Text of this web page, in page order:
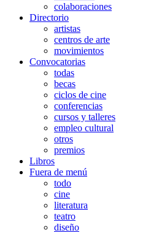
colaboraciones
Directorio
artistas
centros de arte
movimientos
Convocatorias
todas
becas
ciclos de cine
conferencias
cursos y talleres
empleo cultural
otros
premios
Libros
Fuera de menú
todo
cine
literatura
teatro
diseño